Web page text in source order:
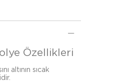
Özellikleri
altının sıcak